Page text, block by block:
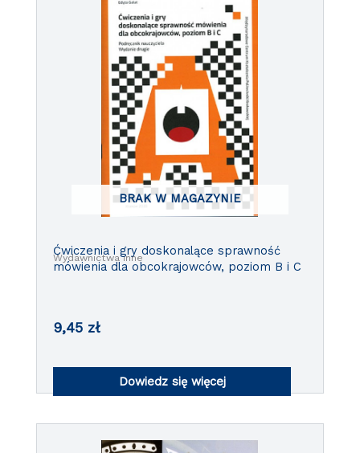
BRAK W MAGAZYNIE
Wydawnictwa inne
Ćwiczenia i gry doskonalące sprawność
mówienia dla obcokrajowców, poziom B i C
9,45 zł
Dowiedz się więcej